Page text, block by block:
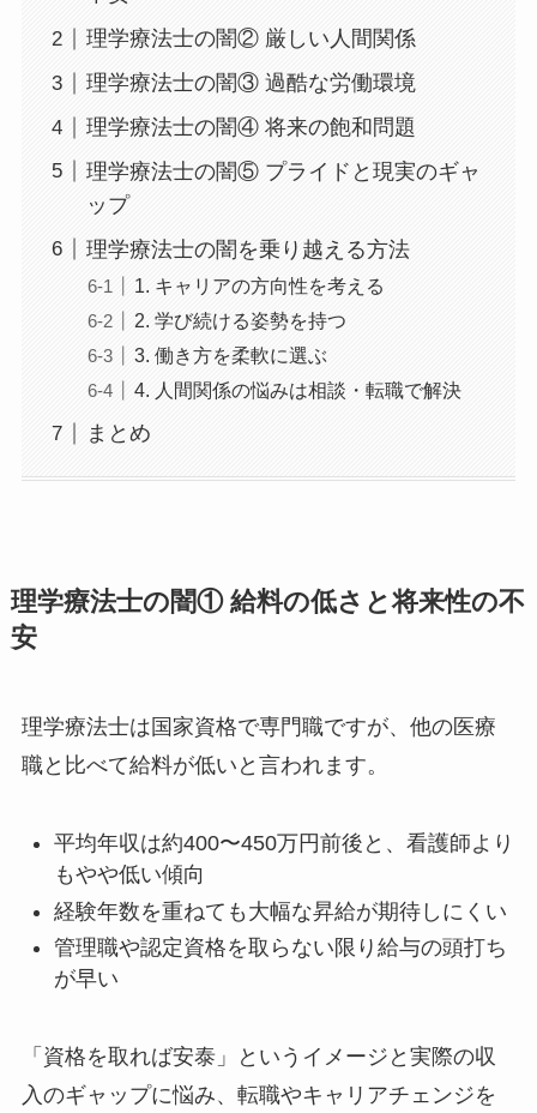
理学療法士の闇② 厳しい人間関係
理学療法士の闇③ 過酷な労働環境
理学療法士の闇④ 将来の飽和問題
理学療法士の闇⑤ プライドと現実のギャ
ップ
理学療法士の闇を乗り越える方法
1. キャリアの方向性を考える
2. 学び続ける姿勢を持つ
3. 働き方を柔軟に選ぶ
4. 人間関係の悩みは相談・転職で解決
まとめ
理学療法士の闇① 給料の低さと将来性の不
安
理学療法士は国家資格で専門職ですが、他の医療
職と比べて給料が低いと言われます。
平均年収は約400〜450万円前後と、看護師より
もやや低い傾向
経験年数を重ねても大幅な昇給が期待しにくい
管理職や認定資格を取らない限り給与の頭打ち
が早い
「資格を取れば安泰」というイメージと実際の収
入のギャップに悩み、転職やキャリアチェンジを